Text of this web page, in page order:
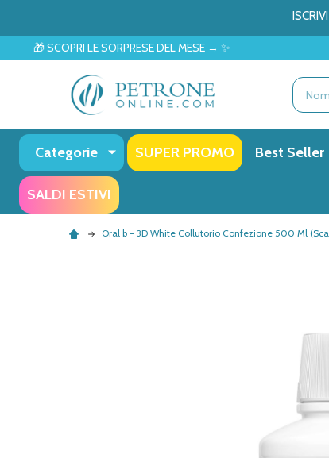
SORPRESE DEL MESE → ✨
Ricerca
Categorie SUPER PROMO Best Seller
SALDI ESTIVI
Oral b - 3D White Collutorio Confezione 500 Ml